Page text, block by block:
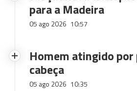
para a Madeira
05 ago 2026 10:57
Homem atingido
cabeça
05 ago 2026 10:35